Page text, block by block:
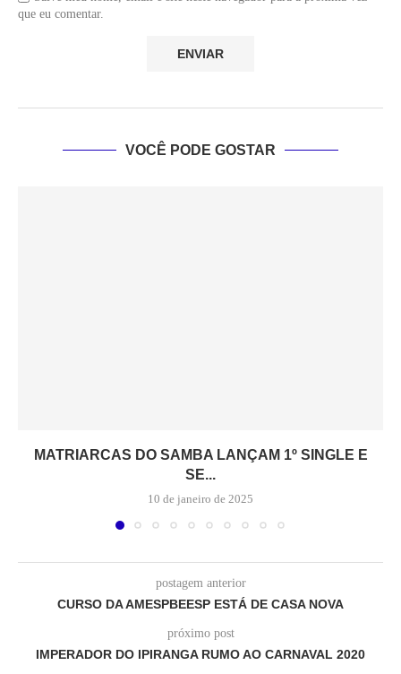
que eu comentar.
VOCÊ PODE GOSTAR
MATRIARCAS DO SAMBA LANÇAM 1º SINGLE E
SE...
10 de janeiro de 2025
postagem anterior
CURSO DA AMESPBEESP ESTÁ DE CASA NOVA
próximo post
IMPERADOR DO IPIRANGA RUMO AO CARNAVAL 2020